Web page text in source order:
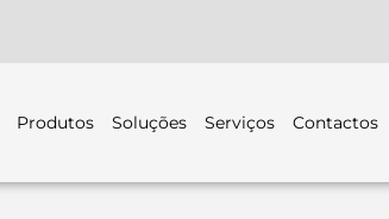
Produtos Soluções Serviços Contactos